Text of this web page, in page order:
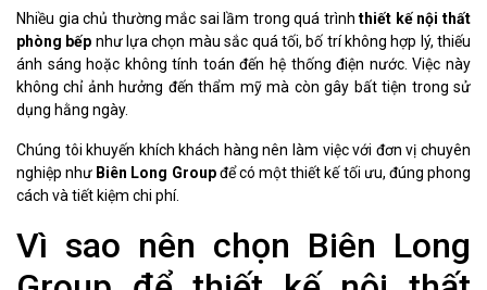
Nhiều gia chủ thường mắc sai lầm trong quá trìnhthiết kế nội thất
phòng bếp như lựa chọn màu sắc quá tối, bố trí không hợp lý, thiếu
ánh sáng hoặc không tính toán đến hệ thống điện nước. Việc này
không chỉ ảnh hưởng đến thẩm mỹ mà còn gây bất tiện trong sử
dụng hằng ngày.
Chúng tôi khuyến khích khách hàng nên làm việc với đơn vị chuyên
nghiệp như Biên Long Groupđể có một thiết kế tối ưu, đúng phong
cách và tiết kiệm chi phí.
Vì sao nên chọn Biên Long